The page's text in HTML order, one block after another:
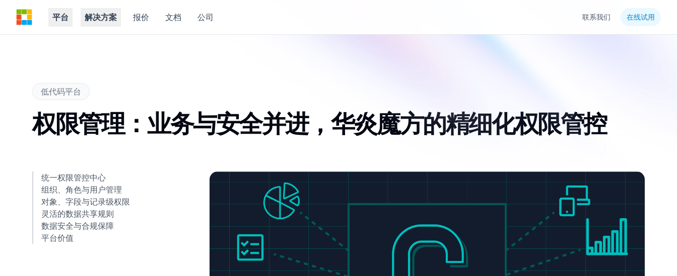
Steedos Platform
平台 解决方案 报价 文档 公司 联系我们 在线试用
低代码平台
权限管理：业务与安全并进，华炎魔方的精细化权限管控
统一权限管控中心
组织、角色与用户管理
对象、字段与记录级权限
灵活的数据共享规则
数据安全与合规保障
平台价值